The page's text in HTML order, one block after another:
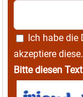
Ich habe die
akzeptiere diese.
Bitte diesen